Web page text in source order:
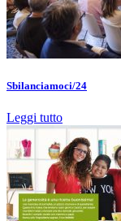
Sbilanciamoci/24
Leggi tutto